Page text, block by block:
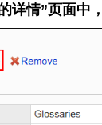
详情”页面中